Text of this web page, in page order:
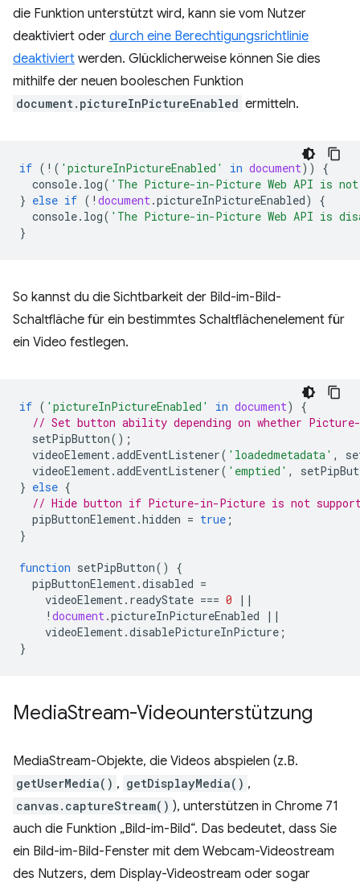
die Funktion unterstützt wird, kann sie vom Nutzer
deaktiviert oder durch eine Berechtigungsrichtlinie
deaktiviert werden. Glücklicherweise können Sie dies
mithilfe der neuen booleschen Funktion
document.pictureInPictureEnabled ermitteln.
if ( ! ( 'pictureInPictureEnabled' in document))
{
console. log( 'The Picture-in-Picture Web API is
} else if ( ! document.pictureInPictureEnabled)
{
console. log( 'The Picture-in-Picture Web API is
}
So kannst du die Sichtbarkeit der Bild-im-Bild-
Schaltfläche für ein bestimmtes Schaltflächenelement für
ein Video festlegen.
if ( 'pictureInPictureEnabled' in document)
{
// Set button ability depending on whether
setPipButton();
videoElement.addEventListener( 'loadedmetadata' ,
videoElement.addEventListener( 'emptied' ,
} else {
// Hide button if Picture-in-Picture is not
pipButtonElement.hidden = true ;
}
function setPipButton()
{
pipButtonElement.disabled =
videoElement. readyState === 0
||
! document.pictureInPictureEnabled
||
videoElement.disablePictureInPicture ;
}
MediaStream-Videounterstützung
MediaStream-Objekte, die Videos abspielen (z.B.
getUserMedia() , getDisplayMedia() ,
canvas.captureStream() ), unterstützen in Chrome 71
auch die Funktion „Bild-im-Bild“. Das bedeutet, dass Sie
ein Bild-im-Bild-Fenster mit dem Webcam-Videostream
des Nutzers, dem Display-Videostream oder sogar